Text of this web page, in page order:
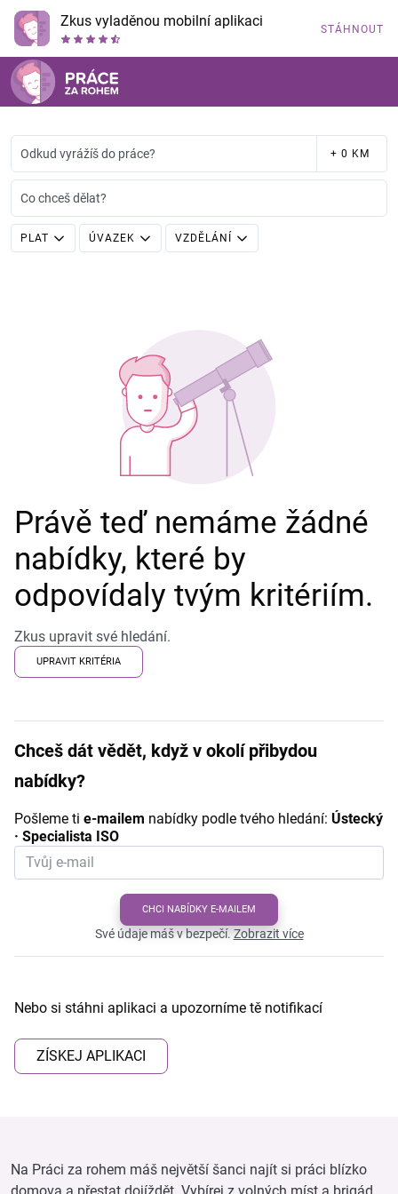
Zkus vyladěnou mobilní aplikaci STÁHNOUT
Odkud vyrážíš do práce? + 0 KM
Co chceš dělat?
PLAT ÚVAZEK VZDĚLÁNÍ
Právě teď nemáme žádné
nabídky, které by
odpovídaly tvým kritériím.
Zkus upravit své hledání.
UPRAVIT KRITÉRIA
Chceš dát vědět, když v okolí přibydou
nabídky?
Pošleme ti e-mailem nabídky podle tvého hledání: Ústecký
· Specialista ISO
CHCI NABÍDKY E-MAILEM
Své údaje máš v bezpečí.Zobrazit více
Nebo si stáhni aplikaci a upozorníme tě notifikací
ZÍSKEJ APLIKACI
Na Práci za rohem máš největší šanci najít si práci blízko
domova a přestat dojíždět. Vybírej z volných míst a brigád